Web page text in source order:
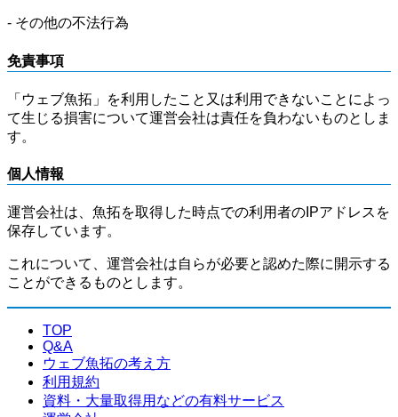
- その他の不法行為
免責事項
「ウェブ魚拓」を利用したこと又は利用できないことによっ
て生じる損害について運営会社は責任を負わないものとしま
す。
個人情報
運営会社は、魚拓を取得した時点での利用者のIPアドレスを
保存しています。
これについて、運営会社は自らが必要と認めた際に開示する
ことができるものとします。
TOP
Q&A
ウェブ魚拓の考え方
利用規約
資料・大量取得用などの有料サービス